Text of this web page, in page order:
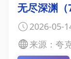
无尽深渊（
2026-05-
来源：夸